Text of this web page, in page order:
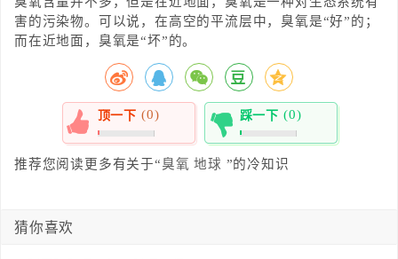
害的污染物。可以说，在高空的平流层中，臭氧是“好”的；
而在近地面，臭氧是“坏”的。
顶一下 (0)
0%
踩一下 (0)
0%
推荐您阅读更多有关于“臭氧 地球 ”的冷知识
猜你喜欢